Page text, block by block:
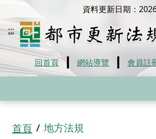
移到主要內容
:::
都市更新法規
資料更新日期：
回首頁 網站導覽 會員註
首頁 地方法規